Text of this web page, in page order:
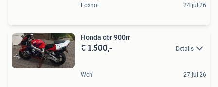
Foxhol 24 jul 26
Honda cbr 900rr
€ 1.500,- Details
Wehl 27 jul 26